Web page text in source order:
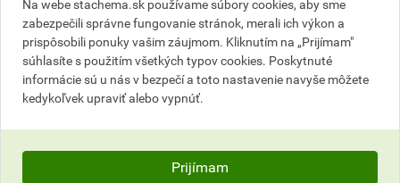
Do košíku pridáte1 ksza10,49EURs DPH
(8,53EURbez DPH).
Číslo položky: C102047
Katalógový kód: MNH1T
VýrobcaStachema
Na webe stachema.sk používame súbory cookies, aby sme
zabezpečili správne fungovanie stránok, merali ich výkon a
prispôsobili ponuky vašim záujmom. Kliknutím na „Prijímam"
súhlasíte s použitím všetkých typov cookies. Poskytnuté
informácie sú u nás v bezpečí a toto nastavenie navyše môžete
kedykoľvek upraviť alebo vypnúť.
Prijímam